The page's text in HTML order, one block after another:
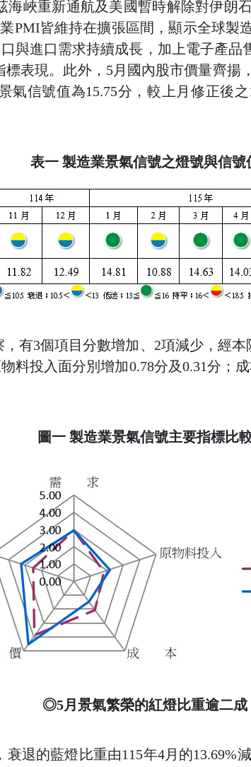
峽重新通航及美國暫時解除對伊朗
PMI皆維持在擴張區間，顯示全球製
與進口需求持續成長，加上電子產
表現。此外，5月國內股市價量齊揚
氣信號值為15.75分，較上月修正後
表一 製造業景氣信號之燈號與信號
有3個項目分數增加、2項減少，經
料投入面分別增加0.78分及0.31分；
圖一 製造業景氣信號主要指標比
◎5月景氣繁榮的紅燈比重逾二成
退的藍燈比重由115年4月的13.69%